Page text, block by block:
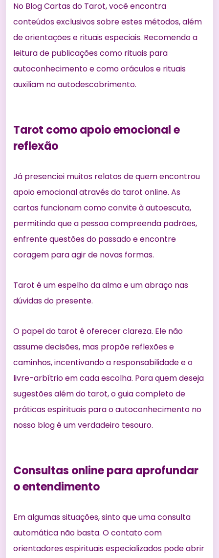
No Blog Cartas do Tarot, você encontra
conteúdos exclusivos sobre estes métodos, além
de orientações e rituais especiais. Recomendo a
leitura de publicações como rituais para
autoconhecimentoecomo oráculos e rituais
auxiliam no autodescobrimento.
Tarot como apoio emocional e
reflexão
Já presenciei muitos relatos de quem encontrou
apoio emocional através do tarot online. As
cartas funcionam como convite à autoescuta,
permitindo que a pessoa compreenda padrões,
enfrente questões do passado e encontre
coragem para agir de novas formas.
Tarot é um espelho da alma e um abraço nas
dúvidas do presente.
O papel do tarot é oferecer clareza. Ele não
assume decisões, mas propõe reflexões e
caminhos, incentivando a responsabilidade e o
livre-arbítrio em cada escolha. Para quem deseja
sugestões além do tarot, oguia completo de
práticas espirituais para o autoconhecimento no
nosso blog é um verdadeiro tesouro.
Consultas online para aprofundar
o entendimento
Em algumas situações, sinto que uma consulta
automática não basta. O contato com
orientadores espirituais especializados pode abrir